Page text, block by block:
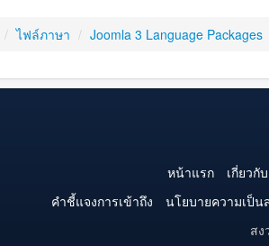
/ ไฟล์ภาษา / Joomla 3 Language Packages
หน้าแรก เกี่ยวกั
คำชี้แจงการเข้าถึง
นโยบายความเป็น
ส